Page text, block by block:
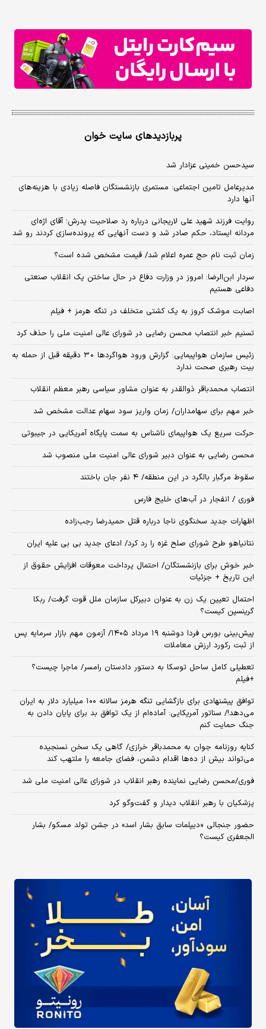
پربازدیدهای سایت خوان
سیدحسن خمینی عزادار شد
مدیرعامل تامین اجتماعی: مستمری بازنشستگان فاصله زیادی با هزینه‌های
آنها دارد
روایت فرزند شهید علی لاریجانی درباره رد صلاحیت پدرش؛ آقای اژه‌ای
مردانه ایستاد، حکم صادر شد و دست آنهایی که پرونده‌سازی کردند رو شد
زمان ثبت‌ نام حج عمره اعلام شد/ قیمت مشخص شده است؟
سردار ابن‌الرضا: امروز در وزارت دفاع در حال ساختن یک انقلاب صنعتی
دفاعی هستیم
اصابت موشک کروز به یک کشتی متخلف در تنگه هرمز + فیلم
تسنیم خبر انتصاب محسن رضایی در شورای عالی امنیت ملی را حذف کرد
زئیس سازمان هواپیمایی: گزارش ورود هواگردها ٣٠ دقیقه قبل از حمله به
بیت رهبری صحت ندارد
انتصاب محمدباقر ذوالقدر به عنوان مشاور سیاسی رهبر معظم انقلاب
خبر مهم برای سهامداران/ زمان واریز سود سهام عدالت مشخص شد
حرکت سریع یک هواپیمای ناشناس به سمت پایگاه آمریکایی در جیبوتی
محسن رضایی به عنوان دبیر شورای عالی امنیت ملی منصوب شد
سقوط مرگبار بالگرد در این منطقه/ ۴ نفر جان باختند
فوری / انفجار در آب‌های خلیج فارس
اظهارات جدید سخنگوی ناجا درباره قتل حمیدرضا رجب‌زاده
نتانیاهو طرح شورای صلح غزه را رد کرد/ ادعای جدید بی بی علیه ایران
خبر خوش برای بازنشستگان/ احتمال پرداخت معوقات افزایش حقوق از
این تاریخ + جزئیات
احتمال تعیین یک زن به عنوان دبیرکل سازمان ملل قوت گرفت/ ربکا
گرینسپن کیست؟
​پیش‌بینی بورس فردا دوشنبه ۱۹ مرداد ۱۴۰۵/ آزمون مهم بازار سرمایه پس
از ثبت رکورد ارزش معاملات
تعطیلی کامل ساحل توسکا به دستور دادستان رامسر/ ماجرا چیست؟
+فیلم
توافق پیشنهادی برای بازگشایی تنگه هرمز سالانه ۱۰۰ میلیارد دلار به ایران
می‌دهد!/ سناتور آمریکایی: آماده‌ام از یک توافق بد برای پایان دادن به
جنگ حمایت کنم
کنایه روزنامه جوان به محمدباقر خرازی/ گاهی یک سخن نسنجیده
می‌تواند بیش از ده‌ها اقدام دشمن، فضای جامعه را ملتهب کند
فوری/محسن رضایی نماینده رهبر انقلاب در شورای عالی امنیت ملی شد
پزشکیان با رهبر انقلاب دیدار و گفت‌وگو کرد
حضور جنجالی «دیپلمات سابق بشار اسد» در جشن تولد مسکو/ بشار
الجعفری کیست؟